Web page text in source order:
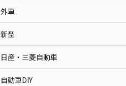
外車
新型
日産・三菱自動車
自動車DIY